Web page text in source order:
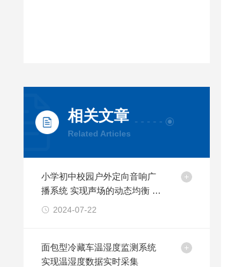
相关文章
Related Articles
小学初中校园户外定向音响广
播系统 实现声场的动态均衡 告
别混响2024-07-22
面包型冷藏车温湿度监测系统
实现温湿度数据实时采集